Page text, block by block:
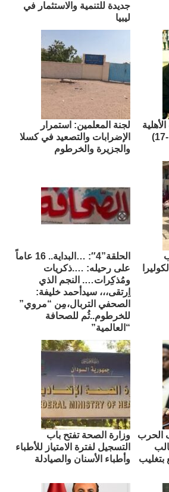
جديدة للتنمية والاستثمار في
ليبيا
لجنة المعلمين: استمرار
الإضرابات والتصعيد في كسلا
والجزيرة والخرطوم
الحلقة”4″: …البداية.. 16 عاماً
على رحيله: ….ذكريات
ومُذكِرات…. النجم الذي
اِرتقى،،، سيدأحمد خليفة:
الصحفي التربال،مِن “مروي”
للخرطوم..ثُم للصحافة
“العالمية”
الحرب
بتغليب
وزارة الصحة تفتح باب
التسجيل لفترة الامتياز للأطباء
وأطباء الأسنان والصيادلة